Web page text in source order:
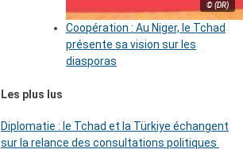
© (DR)
Coopération : Au Niger, le Tchad
présente sa vision sur les
diasporas
Les plus lus
Diplomatie : le Tchad et la Türkiye échangent
sur la relance des consultations politiques